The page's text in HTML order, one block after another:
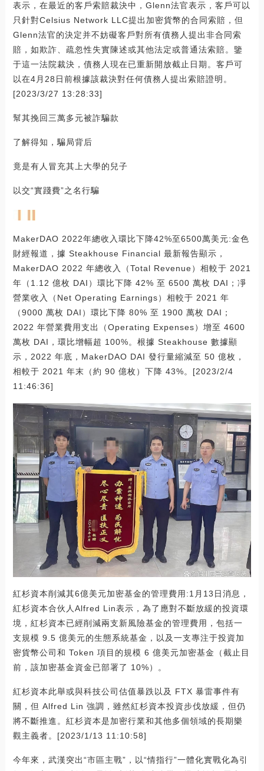
表示，在最近的客戶索賠裁決中，Glenn法官表示，客戶可以
只針對Celsius Network LLC提出加密貨幣的合同索賠，但
Glenn法官的決定并不妨礙客戶對所有債務人提出非合同索
賠，如欺詐、疏忽性失實陳述或其他法定或普通法索賠。鑒
于這一法院裁決，債務人現在已重新開放截止日期。客戶可
以在4月28日前根據該裁決對任何債務人提出索賠證明。
[2023/3/27 13:28:33]
幫其挽回三萬多元被詐騙款
了解得知，騙局背后
竟是有人冒充其上大學的兒子
以交“實踐費”之名行騙
MakerDAO 2022年總收入環比下降42%至6500萬美元:金色
財經報道，據 Steakhouse Financial 最新報告顯示，
MakerDAO 2022 年總收入（Total Revenue）相較于 2021
年（1.12 億枚 DAI）環比下降 42% 至 6500 萬枚 DAI；凈
營業收入（Net Operating Earnings）相較于 2021 年
（9000 萬枚 DAI）環比下降 80% 至 1900 萬枚 DAI；
2022 年營業費用支出（Operating Expenses）增至 4600
萬枚 DAI，環比增幅超 100%。根據 Steakhouse 數據顯
示，2022 年底，MakerDAO DAI 發行量縮減至 50 億枚，
相較于 2021 年末（約 90 億枚）下降 43%。[2023/2/4
11:46:36]
紅杉資本削減其6億美元加密基金的管理費用:1月13日消息，
紅杉資本合伙人Alfred Lin表示，為了應對不斷放緩的投資環
境，紅杉資本已經削減兩支新風險基金的管理費用，包括一
支規模 9.5 億美元的生態系統基金，以及一支專注于投資加
密貨幣公司和 Token 項目的規模 6 億美元加密基金（截止目
前，該加密基金資金已部署了 10%）。
紅杉資本此舉或與科技公司估值暴跌以及 FTX 暴雷事件有
關，但 Alfred Lin 強調，雖然紅杉資本投資步伐放緩，但仍
將不斷推進。紅杉資本是加密行業和其他多個領域的長期樂
觀主義者。[2023/1/13 11:10:58]
今年來，武漢突出“市區主戰”，以“情指行”一體化實戰化為引